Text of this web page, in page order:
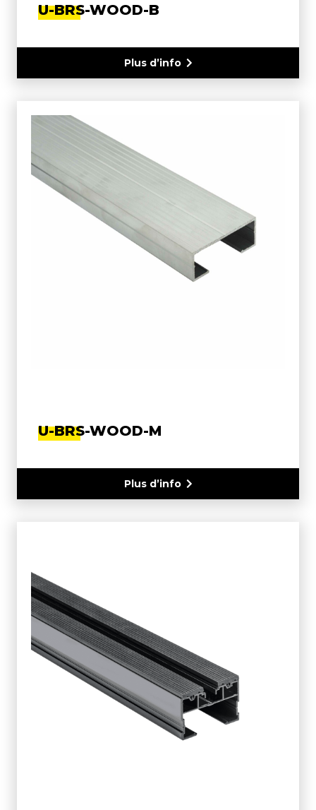
U-BRS-WOOD-B
Plus d’info
U-BRS-WOOD-M
Plus d’info